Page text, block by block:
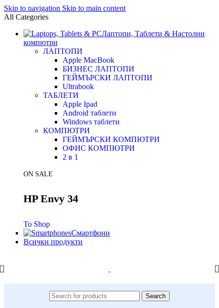
Skip to navigation Skip to main content
All Categories
Лаптопи, Таблети & Настолни
компютри
ЛАПТОПИ
Apple MacBook
БИЗНЕС ЛАПТОПИ
ГЕЙМЪРСКИ ЛАПТОПИ
Ultrabook
ТАБЛЕТИ
Apple Ipad
Android таблети
Windows таблети
КОМПЮТРИ
ГЕЙМЪРСКИ КОМПЮТРИ
ОФИС КОМПЮТРИ
2 в 1
ON SALE
HP Envy 34
To Shop
Смартфони
Всички продукти
Search